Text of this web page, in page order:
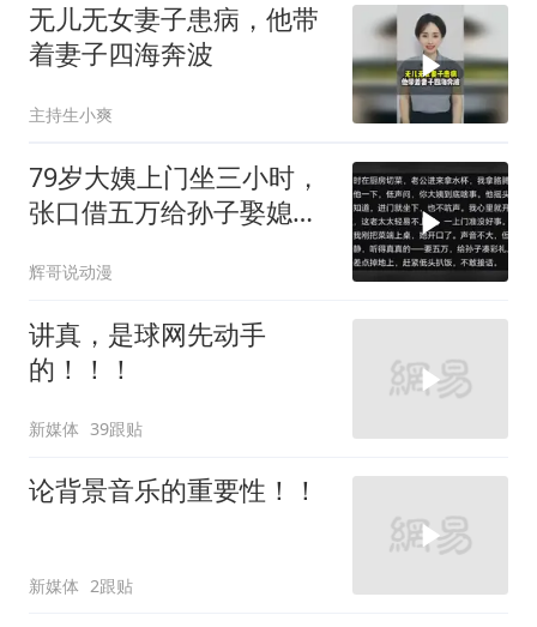
无儿无女妻子患病，他带
着妻子四海奔波
主持生小爽
79岁大姨上门坐三小时，
张口借五万给孙子娶媳
当场翻脸！
辉哥说动漫
讲真，是球网先动手
的！！！
新媒体 39跟贴
论背景音乐的重要性！！
新媒体 2跟贴